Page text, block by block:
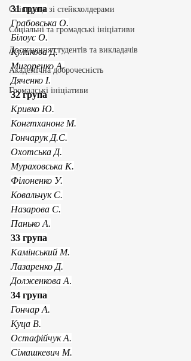
Співпраця зі стейкхолдерами
Соціальні та громадські ініціативи
Досягнення студентів та викладачів
Академічна доброчесність
Громадські ініціативи
31 група
Грабовська О.
Білоус О.
Куликова Д.
Мигоренко А.
Дяченко І.
32 група
Кривко Ю.
Конгтханонг М.
Гончарук Д.С.
Охотська Д.
Мураховська К.
Філоненко У.
Ковальчук С.
Назарова С.
Панько А.
33 група
Камінський М.
Лазаренко Д.
Долженкова А.
34 група
Гончар А.
Куца В.
Остафійчук А.
Сімашкевич М.